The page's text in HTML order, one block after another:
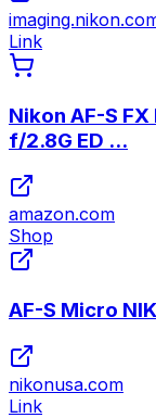
Link
Nikon AF-S
f/2.8G ED ...
amazon.com
Shop
AF-S Micro
nikonusa.com
Link